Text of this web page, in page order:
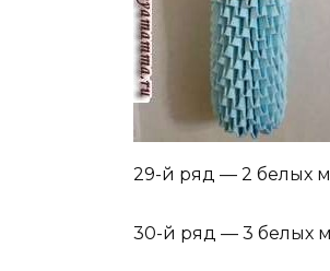
29-й ряд — 2 белых
30-й ряд — 3 белых